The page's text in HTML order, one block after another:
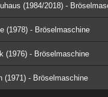
(1984/2018) -
(1978) - Bröselmaschine
(1976) - Bröselmaschine
(1971) - Bröselmaschine